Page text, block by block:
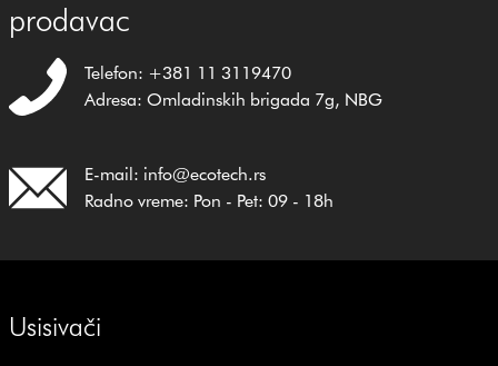
prodavac
Telefon: +381 11 3119470
Adresa: Omladinskih brigada 7g, NBG
E-mail: info@ecotech.rs
Radno vreme: Pon - Pet: 09 - 18h
Usisivači